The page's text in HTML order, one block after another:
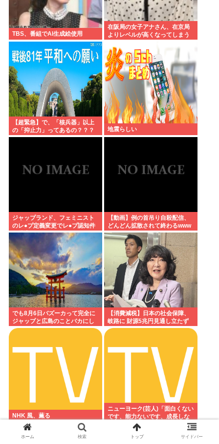
TBS、番組でAI生成絵使用
在阪局の女子アナさん、在京局
よりレベルが高くなってしまう
【超緊急】で、「核兵器」以上
の「抑止力」ってあるの？？？
www
地震らしい
ジャップランド、フェミニスト
のレ●プ定義変更でレ●プ認知件
数爆増www
【動画】例の首吊り自殺配信、
どんどん拡散されて終わるwww
でも8月6日バズーカって完全に
ジャップと広島のことバカにし
てたよな
【消費減税】日本の社会保障、
岐路に 財源5兆円見通し立たず
NHK 風、薫る
ニューヨーク(芸人)「面白くない
です、能力ないです、成長しな
いです、たびたび炎上します」
←それでもゴリ押される理由
ホーム 検索 トップ サイドバー